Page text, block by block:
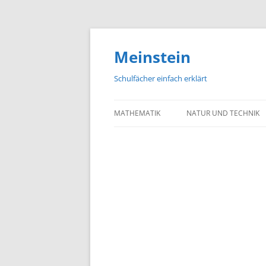
Meinstein
Schulfächer einfach erklärt
MATHEMATIK NATUR UND TECHNIK